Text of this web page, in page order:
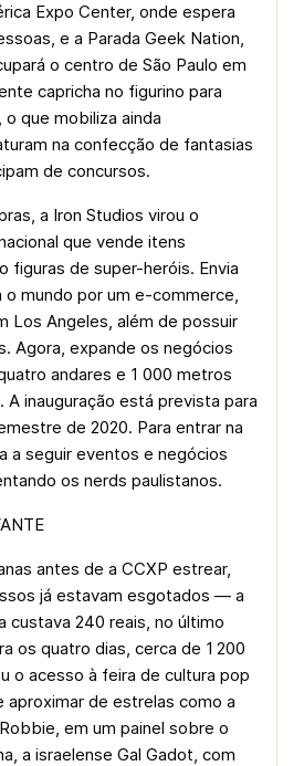
Expo Center, onde espera
e a Parada Geek Nation,
o centro de São Paulo em
capricha no figurino para
que mobiliza ainda
na confecção de fantasias
de concursos.
a Iron Studios virou o
que vende itens
figuras de super-heróis. Envia
mundo por um e-commerce,
Los Angeles, além de possuir
Agora, expande os negócios
andares e 1 000 metros
A inauguração está prevista para
de 2020. Para entrar na
a seguir eventos e negócios
os nerds paulistanos.
antes de a CCXP estrear,
já estavam esgotados — a
custava 240 reais, no último
os quatro dias, cerca de 1 200
o acesso à feira de cultura pop
aproximar de estrelas como a
em um painel sobre o
a israelense Gal Gadot, com